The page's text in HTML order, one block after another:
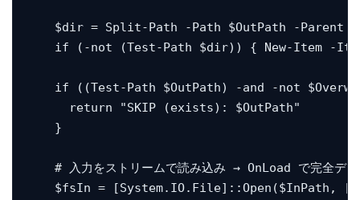
    $dir = Split-Path -Path $OutPath -Parent
if (-not (Test-Path $dir)) { New-Item -
if ((Test-Path $OutPath) -and -not
      return "SKIP (exists): $OutPath"
    }
# 入力をストリームで読み込み → OnLoad で完全デコ
$fsIn = [System.IO.File]::Open($InPath,